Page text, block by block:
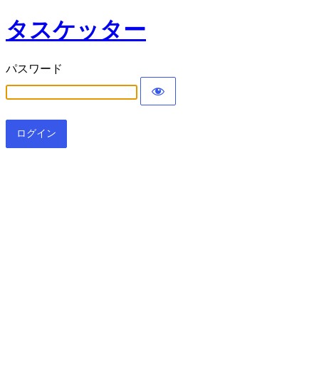
タスケッター
パスワード